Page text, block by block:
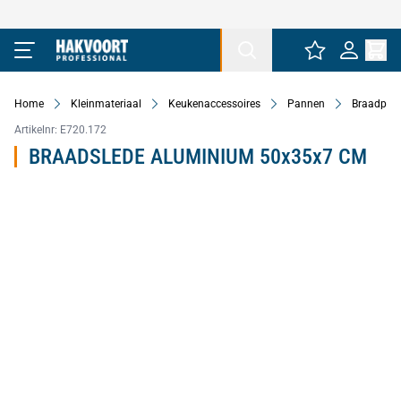
Ga naar de inhoud
Home Kleinmateriaal Keukenaccessoires Pannen
Artikelnr: E720.172
BRAADSLEDE ALUMINIUM 50x35x7 CM